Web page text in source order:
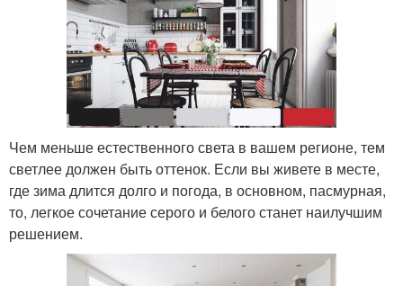
Чем меньше естественного света в вашем регионе, тем
светлее должен быть оттенок. Если вы живете в месте,
где зима длится долго и погода, в основном, пасмурная,
то, легкое сочетание серого и белого станет наилучшим
решением.